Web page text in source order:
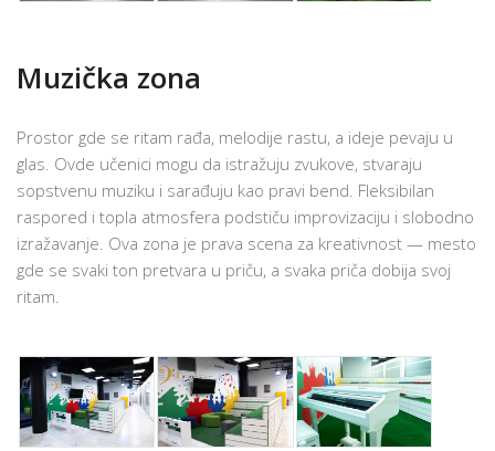
Muzička zona
Prostor gde se ritam rađa, melodije rastu, a ideje pevaju u
glas. Ovde učenici mogu da istražuju zvukove, stvaraju
sopstvenu muziku i sarađuju kao pravi bend. Fleksibilan
raspored i topla atmosfera podstiču improvizaciju i slobodno
izražavanje. Ova zona je prava scena za kreativnost — mesto
gde se svaki ton pretvara u priču, a svaka priča dobija svoj
ritam.